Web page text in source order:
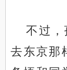
不过，
去东京那